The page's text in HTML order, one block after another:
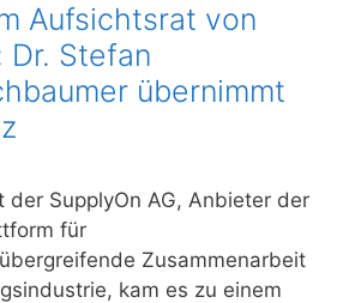
Aufsichtsrat von
Dr. Stefan
übernimmt
der SupplyOn AG, Anbieter der
für
Zusammenarbeit
kam es zu einem